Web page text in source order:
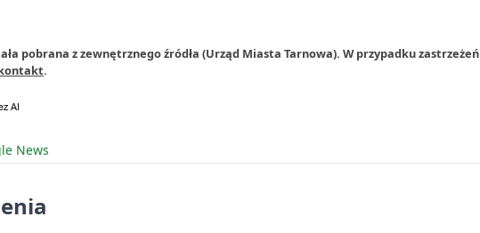
pobrana z zewnętrznego źródła (Urząd Miasta Tarnowa). W przypadku zastrzeżeń
.
News